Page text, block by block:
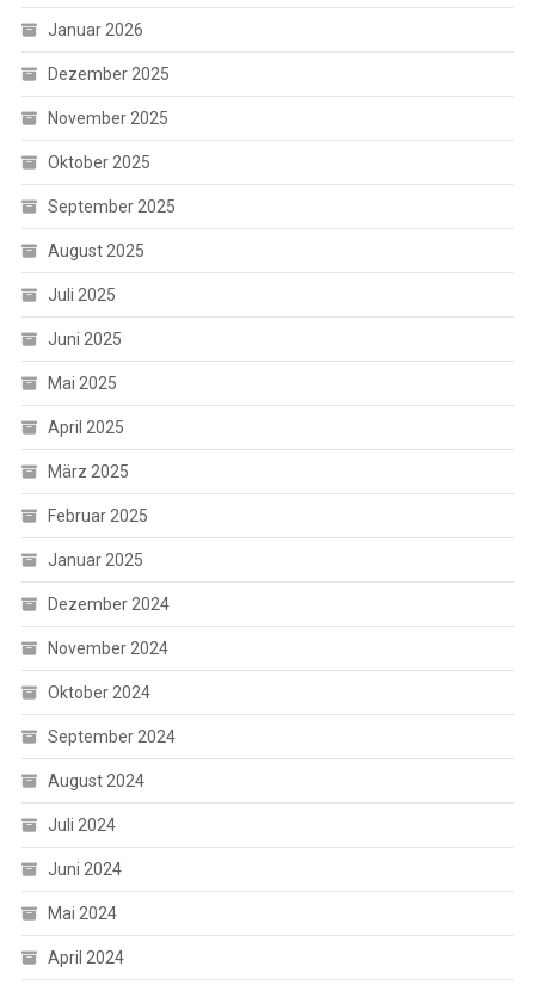
Januar 2026
Dezember 2025
November 2025
Oktober 2025
September 2025
August 2025
Juli 2025
Juni 2025
Mai 2025
April 2025
März 2025
Februar 2025
Januar 2025
Dezember 2024
November 2024
Oktober 2024
September 2024
August 2024
Juli 2024
Juni 2024
Mai 2024
April 2024